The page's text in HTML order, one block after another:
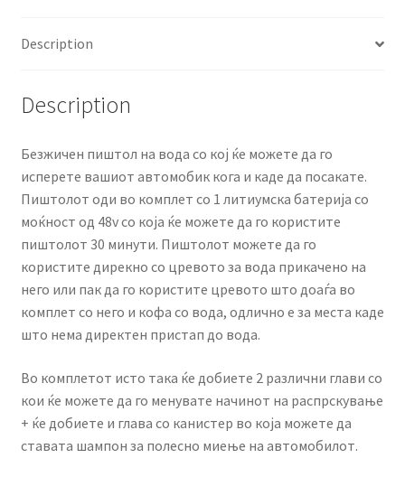
Description
Description
Безжичен пиштол на вода со кој ќе можете да го
исперете вашиот автомобик кога и каде да посакате.
Пиштолот оди во комплет со 1 литиумска батерија со
моќност од 48v со која ќе можете да го користите
пиштолот 30 минути. Пиштолот можете да го
користите дирекно со цревото за вода прикачено на
него или пак да го користите цревото што доаѓа во
комплет со него и кофа со вода, одлично е за места каде
што нема директен пристап до вода.
Во комплетот исто така ќе добиете 2 различни глави со
кои ќе можете да го менувате начинот на распрскување
+ ќе добиете и глава со канистер во која можете да
ставата шампон за полесно миење на автомобилот.